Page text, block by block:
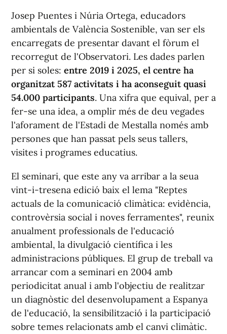
Josep Puentes i Núria Ortega, educadors
ambientals de València Sostenible, van ser els
encarregats de presentar davant el fòrum el
recorregut de l'Observatori. Les dades parlen
per si soles: entre 2019 i 2025, el centre ha
organitzat 587 activitats i ha aconseguit quasi
54.000 participants. Una xifra que equival, per a
fer-se una idea, a omplir més de deu vegades
l'aforament de l'Estadi de Mestalla només amb
persones que han passat pels seus tallers,
visites i programes educatius.
El seminari, que este any va arribar a la seua
vint-i-tresena edició baix el lema "Reptes
actuals de la comunicació climàtica: evidència,
controvèrsia social i noves ferramentes", reunix
anualment professionals de l'educació
ambiental, la divulgació científica i les
administracions públiques. El grup de treball va
arrancar com a seminari en 2004 amb
periodicitat anual i amb l'objectiu de realitzar
un diagnòstic del desenvolupament a Espanya
de l'educació, la sensibilització i la participació
sobre temes relacionats amb el canvi climàtic.